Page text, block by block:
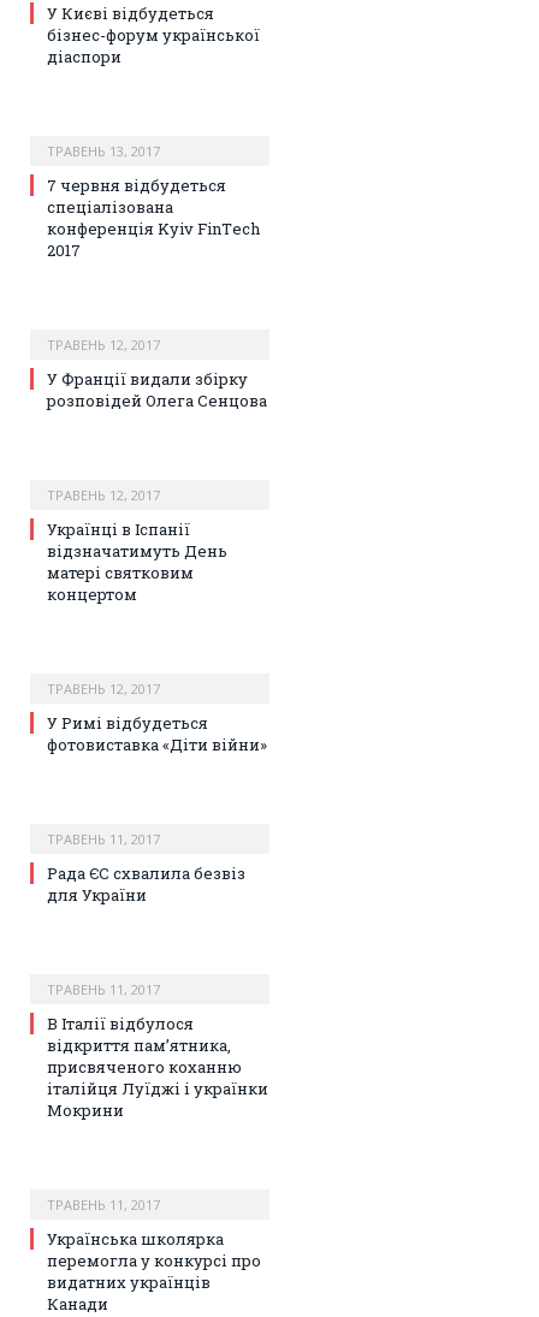
У Києві відбудеться
бізнес-форум української
діаспори
ТРАВЕНЬ 13, 2017
7 червня відбудеться
спеціалізована
конференція Kyiv FinТech
2017
ТРАВЕНЬ 12, 2017
У Франції видали збірку
розповідей Олега Сенцова
ТРАВЕНЬ 12, 2017
Українці в Іспанії
відзначатимуть День
матері святковим
концертом
ТРАВЕНЬ 12, 2017
У Римі відбудеться
фотовиставка «Діти війни»
ТРАВЕНЬ 11, 2017
Рада ЄС схвалила безвіз
для України
ТРАВЕНЬ 11, 2017
В Італії відбулося
відкриття пам’ятника,
присвяченого коханню
італійця Луїджі і українки
Мокрини
ТРАВЕНЬ 11, 2017
Українська школярка
перемогла у конкурсі про
видатних українців
Канади